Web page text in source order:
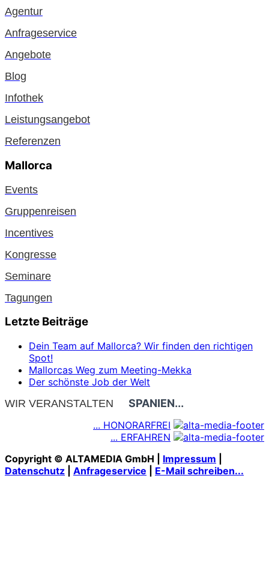
Agentur
Anfrageservice
Angebote
Blog
Infothek
Leistungsangebot
Referenzen
Mallorca
Events
Gruppenreisen
Incentives
Kongresse
Seminare
Tagungen
Letzte Beiträge
Dein Team auf Mallorca? Wir finden den richtigen
Spot!
Mallorcas Weg zum Meeting-Mekka
Der schönste Job der Welt
WIR VERANSTALTEN
SPANIEN...
... HONORARFREI
... ERFAHREN
Copyright © ALTAMEDIA GmbH | Impressum
Datenschutz
Anfrageservice E-Mail schreiben...